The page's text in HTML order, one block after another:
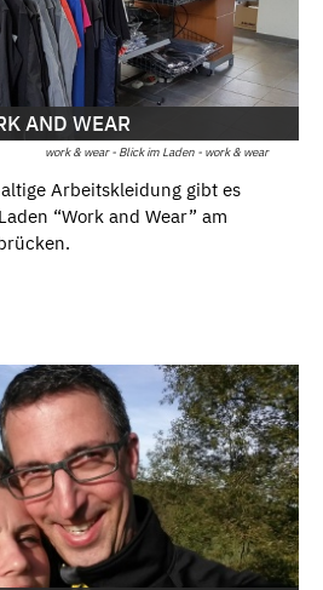
work & wear - Blick im Laden - work & wear
AND WEAR
Arbeitskleidung gibt es
“Work and Wear” am